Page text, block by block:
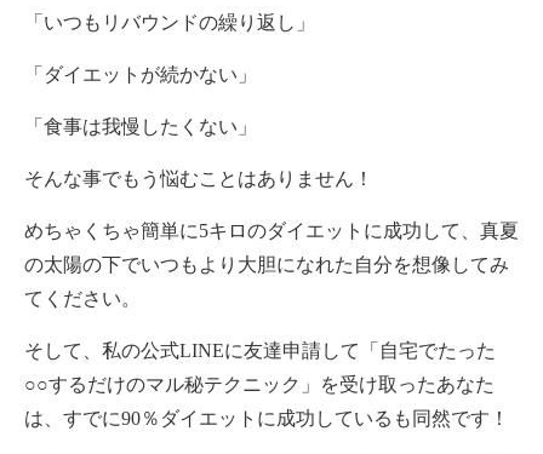
「いつもリバウンドの繰り返し」
「ダイエットが続かない」
「食事は我慢したくない」
そんな事でもう悩むことはありません！
めちゃくちゃ簡単に5キロのダイエットに成功して、真夏
の太陽の下でいつもより大胆になれた自分を想像してみ
てください。
そして、私の公式LINEに友達申請して「自宅でたった
○○するだけのマル秘テクニック」を受け取ったあなた
は、すでに90％ダイエットに成功しているも同然です！